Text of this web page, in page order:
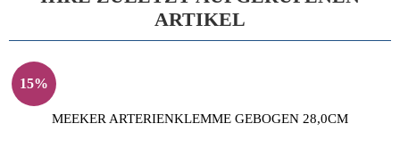
ARTIKEL
15%
MEEKER ARTERIENKLEMME GEBOGEN 28,0CM